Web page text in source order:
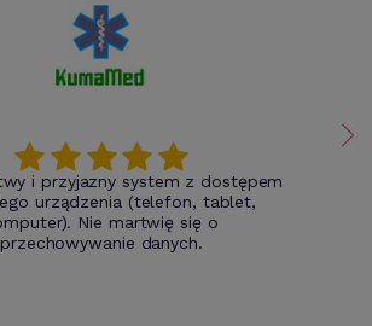
i przyjazny system z dostępem
urządzenia (telefon, tablet,
Nie martwię się o
przechowywanie danych.